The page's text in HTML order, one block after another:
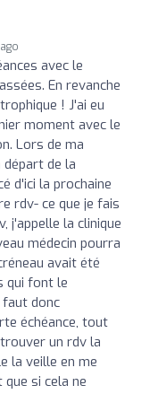
avec le
En revanche
! J'ai eu
moment avec le
Lors de ma
départ de la
d'ici la prochaine
rdv- ce que je fais
j'appelle la clinique
médecin pourra
avait été
qui font le
donc
échéance, tout
un rdv la
la veille en me
si cela ne